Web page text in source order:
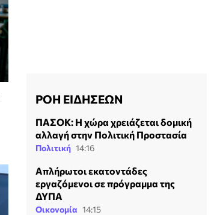
ΡΟΗ ΕΙΔΗΣΕΩΝ
ΠΑΣΟΚ: Η χώρα χρειάζεται δομική
αλλαγή στην Πολιτική Προστασία
Πολιτική 14:16
Απλήρωτοι εκατοντάδες
εργαζόμενοι σε πρόγραμμα της
ΔΥΠΑ
Οικονομία 14:15